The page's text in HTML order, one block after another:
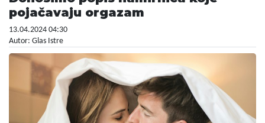
pojačavaju orgazam
13.04.2024 04:30
Autor: Glas Istre